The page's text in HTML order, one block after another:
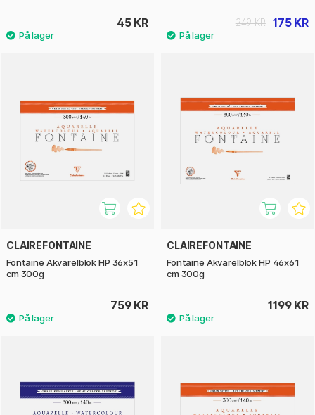
45 KR 175 KR
249 KR
CLAIREFONTAINE
Fontaine Akvarelblok HP 36x51
cm 300g
759 KR
CLAIREFONTAINE
Fontaine Akvarelblok HP 46x61
cm 300g
1199 KR